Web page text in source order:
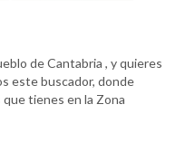
de Cantabria , y quieres
este buscador, donde
tienes en la Zona